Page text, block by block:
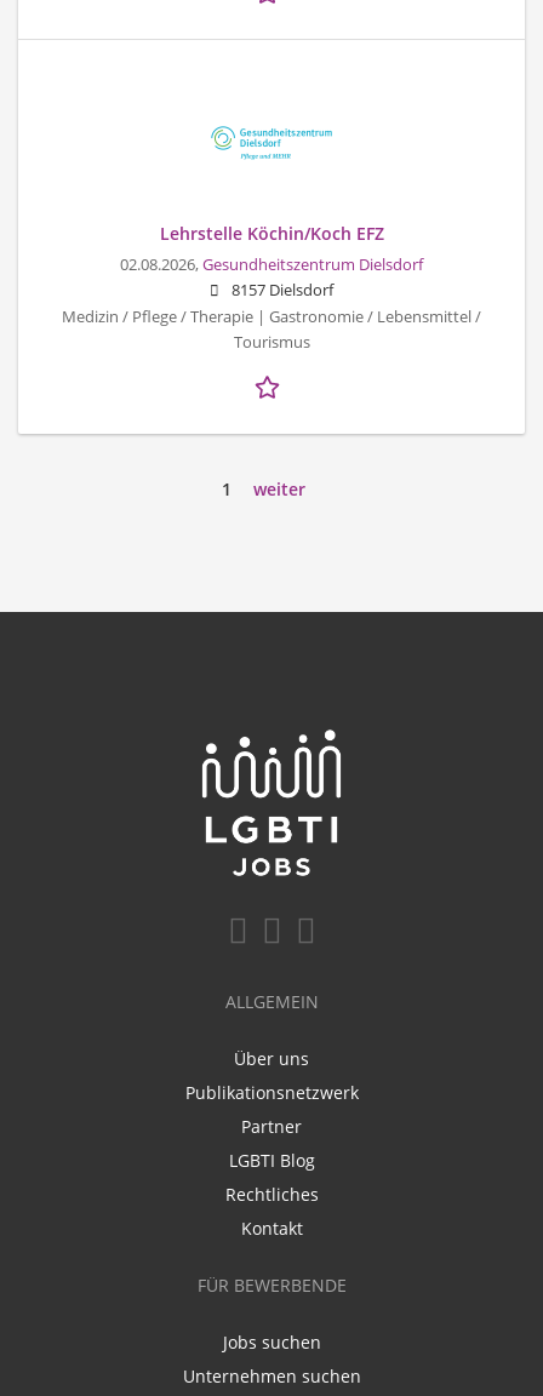
Lehrstelle Köchin/Koch EFZ
02.08.2026,Gesundheitszentrum Dielsdorf
8157 Dielsdorf
Medizin / Pflege / Therapie | Gastronomie / Lebensmittel /
Tourismus
1 weiter
ALLGEMEIN
Über uns
Publikationsnetzwerk
Partner
LGBTI Blog
Rechtliches
Kontakt
FÜR BEWERBENDE
Jobs suchen
Unternehmen suchen